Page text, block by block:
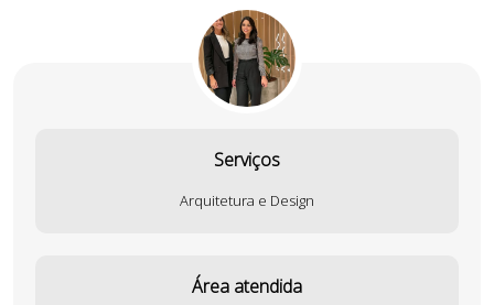
Serviços
Arquitetura e Design
Área atendida